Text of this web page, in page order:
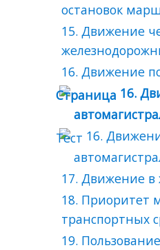
остановок
15. Движение
16. Движение
16.
16.
17. Движение в
18. Приоритет
транспортных
19.